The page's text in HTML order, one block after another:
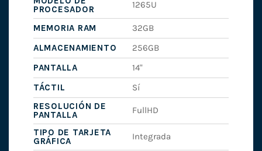
PROCESADOR
1265U
MEMORIA RAM
32GB
ALMACENAMIENTO
256GB
PANTALLA
14"
TÁCTIL
Sí
RESOLUCIÓN DE
PANTALLA
FullHD
TIPO DE TARJETA
GRÁFICA
Integrada